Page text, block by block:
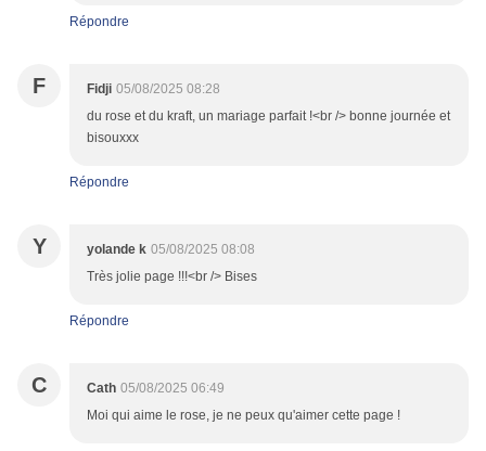
Répondre
F Fidji 05/08/2025 08:28
du rose et du kraft, un mariage parfait !<br /> bonne journée et
bisouxxx
Répondre
Y yolande k 05/08/2025 08:08
Très jolie page !!!<br /> Bises
Répondre
C Cath 05/08/2025 06:49
Moi qui aime le rose, je ne peux qu'aimer cette page !